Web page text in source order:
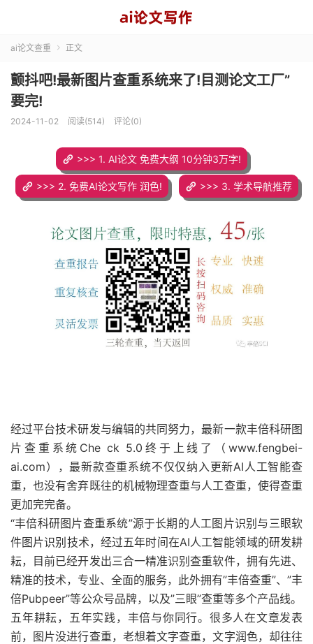
ai论文查重  正文
颤抖吧!最新图片查重系统来了!目测论文工厂”
要完!
2024-11-02 阅读(514) 评论(0)
>>> 1. AI论文 免费大纲 10分钟3万字!
>>> 2. 免费AI论文写作 润色! >>> 3. 学术导航推荐
经过平台技术研发与编辑的共同努力，最新一款丰倍科研图
片查重系统Che ck 5.0终于上线了（www.fengbei-
ai.com），最新款查重系统不仅仅纳入更新AI人工智能查
重，也没有舍弃既往的机械物理查重与人工查重，使得查重
更加完完备。
“丰倍科研图片查重系统”源于长期的人工图片识别与三眼软
件图片识别技术，经过五年时间在AI人工智能领域的研发耕
耘，目前已经开发出三合一精准识别查重软件，拥有先进、
精准的技术，专业、全面的服务，此外拥有”丰倍查重”、”丰
倍Pubpeer”等公众号品牌，以及”三眼”查重等多个产品线。
五年耕耘，五年实践，丰倍与你同行。很多人在文章发表
前，图片没进行查重，老想着文字查重，文字润色，却往往